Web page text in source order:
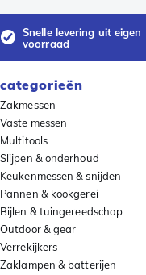
Snelle levering uit eigen
voorraad
categorieën
Zakmessen
Vaste messen
Multitools
Slijpen & onderhoud
Keukenmessen & snijden
Pannen & kookgerei
Bijlen & tuingereedschap
Outdoor & gear
Verrekijkers
Zaklampen & batterijen